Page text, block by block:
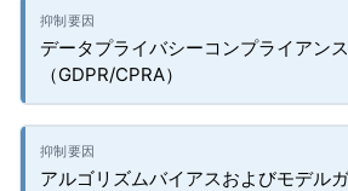
データプライバシーコンプライアン
（GDPR/CPRA）
アルゴリズムバイアスおよびモデル